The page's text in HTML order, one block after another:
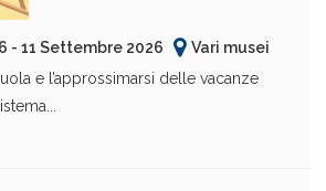
- 11 Settembre 2026
Vari musei
e l’approssimarsi delle vacanze